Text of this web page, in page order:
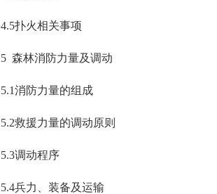
4.5扑火相关事项
5 森林消防力量及调动
5.1消防力量的组成
5.2救援力量的调动原则
5.3调动程序
5.4兵力、装备及运输